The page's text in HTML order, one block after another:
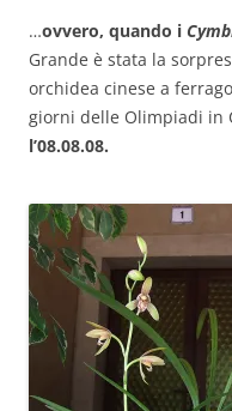
…ovvero, quando i
Grande è stata la
orchidea cinese a
giorni delle Olimpiadi in
l’08.08.08.